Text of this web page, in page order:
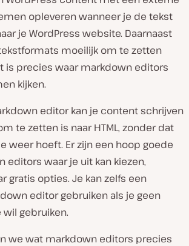
opleveren wanneer je de tekst
je WordPress website. Daarnaast
moeilijk om te zetten
is precies waar markdown editors
kijken.
editor kan je content schrijven
te zetten is naar HTML, zonder dat
weer hoeft. Er zijn een hoop goede
editors waar je uit kan kiezen,
gratis opties. Je kan zelfs een
editor gebruiken als je geen
gebruiken.
we wat markdown editors precies